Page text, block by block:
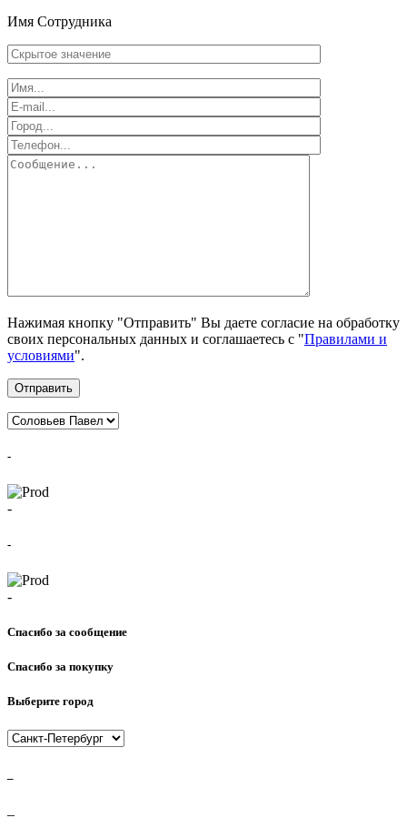
Имя Сотрудника
Нажимая кнопку "Отправить" Вы даете согласие на обработку
своих персональных данных и соглашаетесь с "Правилами и
условиями".
Отправить
-
-
-
-
Спасибо за сообщение
Спасибо за покупку
Выберите город